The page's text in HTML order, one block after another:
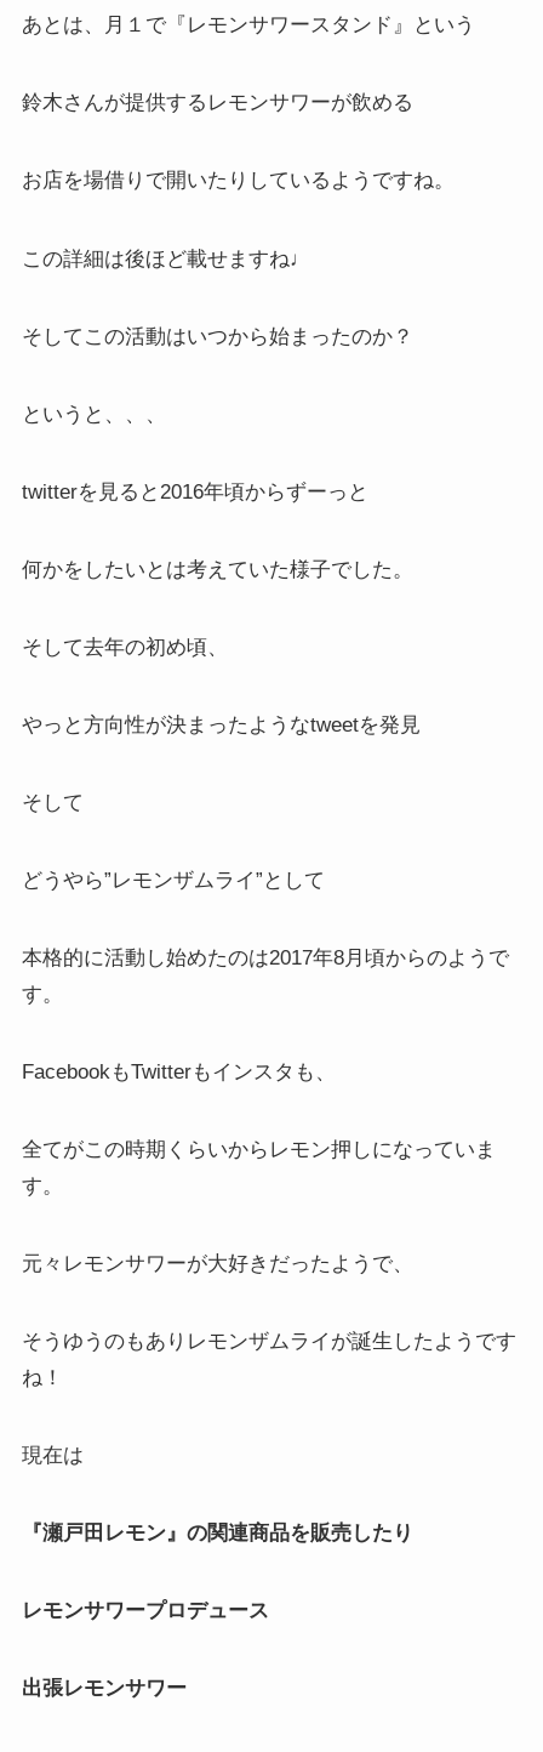
あとは、月１で『レモンサワースタンド』という
鈴木さんが提供するレモンサワーが飲める
お店を場借りで開いたりしているようですね。
この詳細は後ほど載せますね♩
そしてこの活動はいつから始まったのか？
というと、、、
twitterを見ると2016年頃からずーっと
何かをしたいとは考えていた様子でした。
そして去年の初め頃、
やっと方向性が決まったようなtweetを発見
そして
どうやら”レモンザムライ”として
本格的に活動し始めたのは2017年8月頃からのようで
す。
FacebookもTwitterもインスタも、
全てがこの時期くらいからレモン押しになっていま
す。
元々レモンサワーが大好きだったようで、
そうゆうのもありレモンザムライが誕生したようです
ね！
現在は
『瀬戸田レモン』の関連商品を販売したり
レモンサワープロデュース
出張レモンサワー